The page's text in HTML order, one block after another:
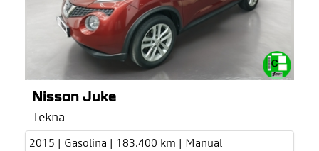
Nissan Juke
Tekna
2015 | Gasolina | 183.400 km | Manual